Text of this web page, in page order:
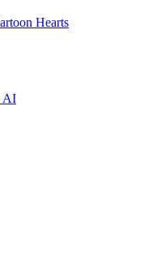
Hearts
AI